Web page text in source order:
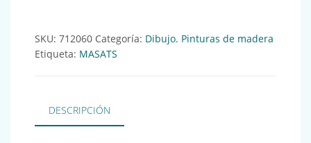
SKU: 712060 Categoría: Dibujo. Pinturas de madera
Etiqueta: MASATS
DESCRIPCIÓN